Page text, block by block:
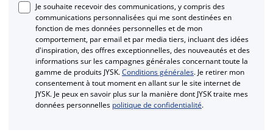
Je souhaite recevoir des communications, y compris des
communications personnalisées qui me sont destinées en
fonction de mes données personnelles et de mon
comportement, par email et par media tiers, incluant des idées
d'inspiration, des offres exceptionnelles, des nouveautés et des
informations sur les campagnes générales concernant toute la
gamme de produits JYSK.Conditions générales. Je retirer mon
consentement à tout moment en allant sur le site internet de
JYSK. Je peux en savoir plus sur la manière dont JYSK traite mes
données personnelles politique de confidentialité.